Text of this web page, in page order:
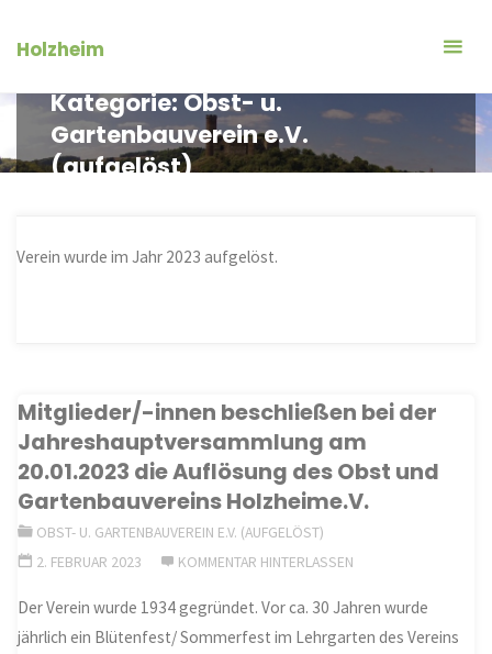
InhaltHolzheim
Kategorie:Obst- u.
Gartenbauverein e.V.
(aufgelöst)
Verein wurde im Jahr 2023 aufgelöst.
Mitglieder/-innen beschließen bei der
Jahreshauptversammlung am
20.01.2023 die Auflösung des Obst und
Gartenbauvereins Holzheime.V.
OBST- U. GARTENBAUVEREIN E.V. (AUFGELÖST)
2. FEBRUAR 2023
KOMMENTAR HINTERLASSEN
Der Verein wurde 1934 gegründet. Vor ca. 30 Jahren wurde
jährlich ein Blütenfest/ Sommerfest im Lehrgarten des Vereins